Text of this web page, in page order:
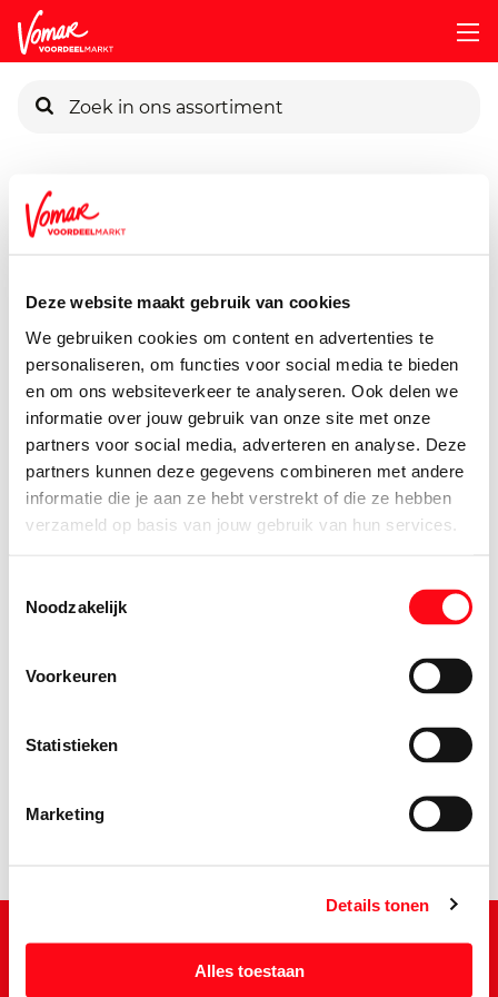
Deze website maakt gebruik van cookies
We gebruiken cookies om content en advertenties te
personaliseren, om functies voor social media te bieden
en om ons websiteverkeer te analyseren. Ook delen we
informatie over jouw gebruik van onze site met onze
partners voor social media, adverteren en analyse. Deze
partners kunnen deze gegevens combineren met andere
informatie die je aan ze hebt verstrekt of die ze hebben
verzameld op basis van jouw gebruik van hun services.
Noodzakelijk
Voorkeuren
Statistieken
Marketing
Details tonen
Alles toestaan
Pincode vergeten
Persoonlijk KIK-account
Assortiment
200 gram
2.19